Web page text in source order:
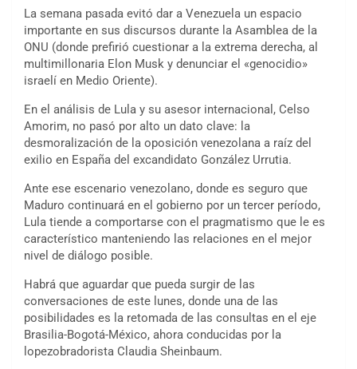
La semana pasada evitó dar a Venezuela un espacio
importante en sus discursos durante la Asamblea de la
ONU (donde prefirió cuestionar a la extrema derecha, al
multimillonaria Elon Musk y denunciar el «genocidio»
israelí en Medio Oriente).
En el análisis de Lula y su asesor internacional, Celso
Amorim, no pasó por alto un dato clave: la
desmoralización de la oposición venezolana a raíz del
exilio en España del excandidato González Urrutia.
Ante ese escenario venezolano, donde es seguro que
Maduro continuará en el gobierno por un tercer período,
Lula tiende a comportarse con el pragmatismo que le es
característico manteniendo las relaciones en el mejor
nivel de diálogo posible.
Habrá que aguardar que pueda surgir de las
conversaciones de este lunes, donde una de las
posibilidades es la retomada de las consultas en el eje
Brasilia-Bogotá-México, ahora conducidas por la
lopezobradorista Claudia Sheinbaum.